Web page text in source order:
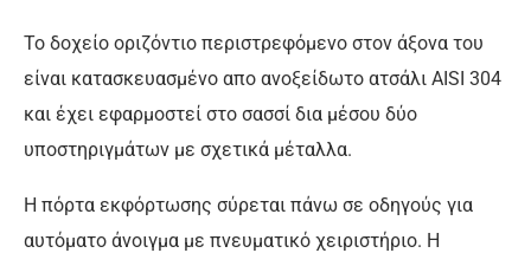
Το δοχείο οριζόντιο περιστρεφόμενο στον άξονα του
είναι κατασκευασμένο απο ανοξείδωτο ατσάλι AISI 304
και έχει εφαρμοστεί στο σασσί δια μέσου δύο
υποστηριγμάτων με σχετικά μέταλλα.
Η πόρτα εκφόρτωσης σύρεται πάνω σε οδηγούς για
αυτόματο άνοιγμα με πνευματικό χειριστήριο. Η